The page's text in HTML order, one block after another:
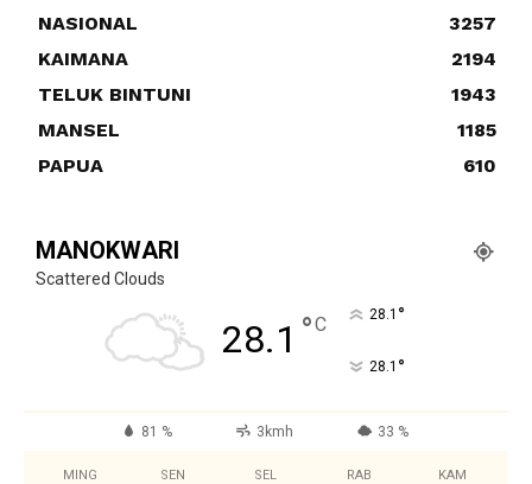
NASIONAL
3257
KAIMANA
2194
TELUK BINTUNI
1943
MANSEL
1185
PAPUA
610
MANOKWARI
Scattered Clouds
28.1 °C 28.1 °
28.1 °
81 % 3kmh 33 %
MING SEN SEL RAB KAM